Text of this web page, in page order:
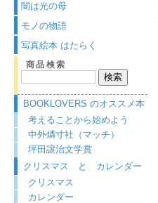
闇は光の母
モノの物語
写真絵本 はたらく
商品検索
BOOKLOVERS のオススメ本
考えることから始めよう
中外燐寸社（マッチ）
坪田譲治文学賞
クリスマス と カレンダー
クリスマス
カレンダー